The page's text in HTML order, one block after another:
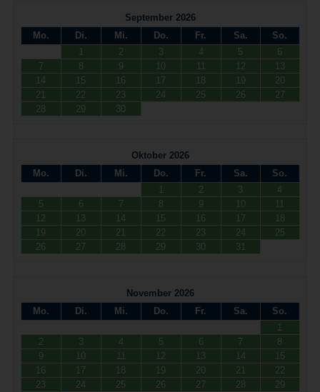
September 2026
Mo.
Di. Mi. Do. Fr. Sa.
So.
1
2 3 4 5
6
7
8 9 10 11 12
13
14
15 16 17 18 19
20
21
22 23 24 25 26
27
28
29 30
Oktober 2026
Mo.
Di. Mi. Do. Fr. Sa.
So.
1
2 3
4
5
6 7 8 9 10
11
12
13 14 15 16 17
18
19
20 21 22 23 24
25
26
27 28 29 30 31
November 2026
Mo.
Di. Mi. Do. Fr. Sa.
So.
1
2
3 4 5 6 7
8
9
10 11 12 13 14
15
16
17 18 19 20 21
22
23
24 25 26 27 28
29